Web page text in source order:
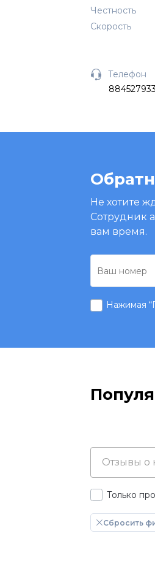
Честность
Скорость
Телефон
Не хотите
Сотрудник
вам время.
Нажимая
Только
Сбросить